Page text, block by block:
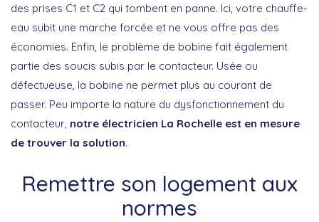
des prises C1 et C2 qui tombent en panne. Ici, votre chauffe-
eau subit une marche forcée et ne vous offre pas des
économies. Enfin, le problème de bobine fait également
partie des soucis subis par le contacteur. Usée ou
défectueuse, la bobine ne permet plus au courant de
passer. Peu importe la nature du dysfonctionnement du
contacteur, notre électricien La Rochelle est en mesure
de trouver la solution.
Remettre son logement aux
normes